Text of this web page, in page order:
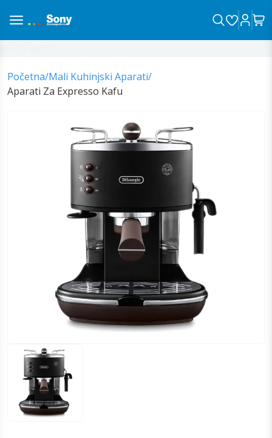
Početna/Mali Kuhinjski Aparati/
Aparati Za Expresso Kafu